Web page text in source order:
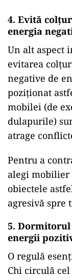
4. Evită
energia
Un alt aspect
evitarea
negative de
poziționat
mobilei (de
dulapurile)
atrage
Pentru a
alegi mobilier
obiectele
agresivă spre
5. Dormitorul
energii
O regulă
Chi circulă